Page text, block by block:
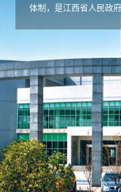
体制，是江西省人民政